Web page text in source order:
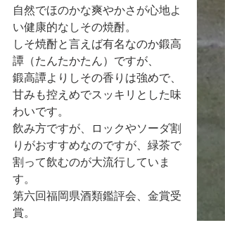
自然でほのかな爽やかさが心地よ
い健康的なしその焼酎。
しそ焼酎と言えば有名なのか鍛高
譚（たんたかたん）ですが、
鍛高譚よりしその香りは強めで、
甘みも控えめでスッキリとした味
わいです。
飲み方ですが、ロックやソーダ割
りがおすすめなのですが、緑茶で
割って飲むのが大流行していま
す。
第六回福岡県酒類鑑評会、金賞受
賞。